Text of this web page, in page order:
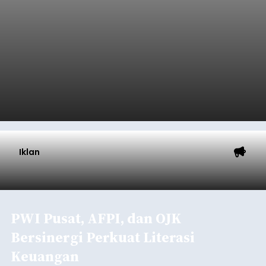
Iklan
PWI Pusat, AFPI, dan OJK
Bersinergi Perkuat Literasi
Keuangan